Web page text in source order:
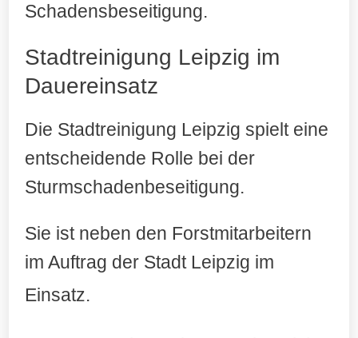
Schadensbeseitigung.
Stadtreinigung Leipzig im
Dauereinsatz
Die Stadtreinigung Leipzig spielt eine
entscheidende Rolle bei der
Sturmschadenbeseitigung.
Sie ist neben den Forstmitarbeitern
im Auftrag der Stadt Leipzig im
Einsatz.